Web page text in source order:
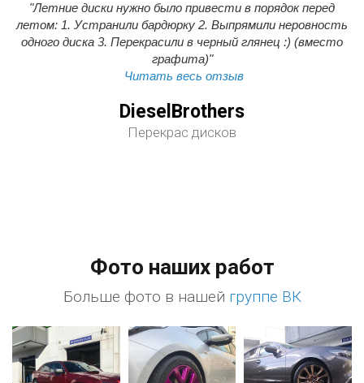
"Летние диски нужно было привести в порядок перед
летом: 1. Устранили бардюрку 2. Выпрямили неровность
одного диска 3. Перекрасили в черный глянец :) (вместо
графита)"
Читать весь отзыв
DieselBrothers
Перекрас дисков
Фото наших работ
Больше фото в нашей группе ВК